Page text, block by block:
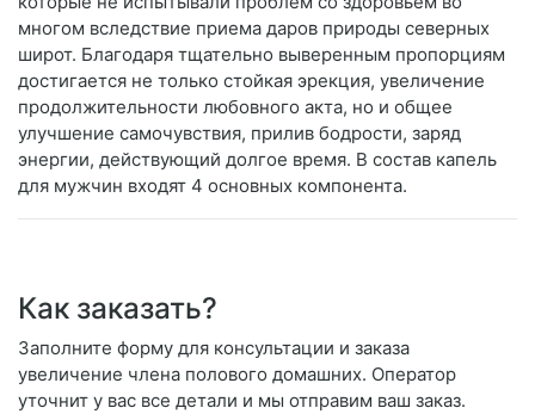
многом вследствие приема даров природы северных
широт. Благодаря тщательно выверенным пропорциям
достигается не только стойкая эрекция, увеличение
продолжительности любовного акта, но и общее
улучшение самочувствия, прилив бодрости, заряд
энергии, действующий долгое время. В состав капель
для мужчин входят 4 основных компонента.
Как заказать?
Заполните форму для консультации и заказа
увеличение члена полового домашних. Оператор
уточнит у вас все детали и мы отправим ваш заказ.